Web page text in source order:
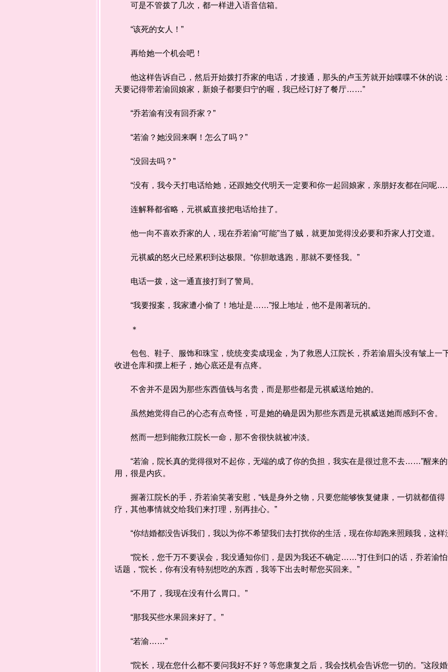
可是不管拨了几次，都一样进入语音信箱。
“该死的女人！”
再给她一个机会吧！
他这样告诉自己，然后开始拨打乔家的电话，才接通，那头的卢玉芳就开始喋喋不休的说
天要记得带若渝回娘家，新娘子都要归宁的喔，我已经订好了餐厅……”
“乔若渝有没有回乔家？”
“若渝？她没回来啊！怎么了吗？”
“没回去吗？”
“没有，我今天打电话给她，还跟她交代明天一定要和你一起回娘家，亲朋好友都在问呢
连解释都省略，元祺威直接把电话给挂了。
他一向不喜欢乔家的人，现在乔若渝“可能”当了贼，就更加觉得没必要和乔家人打交道。
元祺威的怒火已经累积到达极限。“你胆敢逃跑，那就不要怪我。”
电话一拨，这一通直接打到了警局。
“我要报案，我家遭小偷了！地址是……”报上地址，他不是闹著玩的。
＊
包包、鞋子、服饰和珠宝，统统变卖成现金，为了救恩人江院长，乔若渝眉头没有皱上一
收进仓库和摆上柜子，她心底还是有点疼。
不舍并不是因为那些东西值钱与名贵，而是那些都是元祺威送给她的。
虽然她觉得自己的心态有点奇怪，可是她的确是因为那些东西是元祺威送她而感到不舍。
然而一想到能救江院长一命，那不舍很快就被冲淡。
“若渝，院长真的觉得很对不起你，无端的成了你的负担，我实在是很过意不去……”醒来的
用，很是内疚。
握著江院长的手，乔若渝笑著安慰，“钱是身外之物，只要您能够恢复健康，一切就都值得
疗，其他事情就交给我们来打理，别再挂心。”
“你结婚都没告诉我们，我以为你不希望我们去打扰你的生活，现在你却跑来照顾我，这样
“院长，您千万不要误会，我没通知你们，是因为我还不确定……”打住到口的话，乔若渝怕
话题，“院长，你有没有特别想吃的东西，我等下出去时帮您买回来。”
“不用了，我现在没有什么胃口。”
“那我买些水果回来好了。”
“若渝……”
“院长，现在您什么都不要问我好不好？等您康复之后，我会找机会告诉您一切的。”这段